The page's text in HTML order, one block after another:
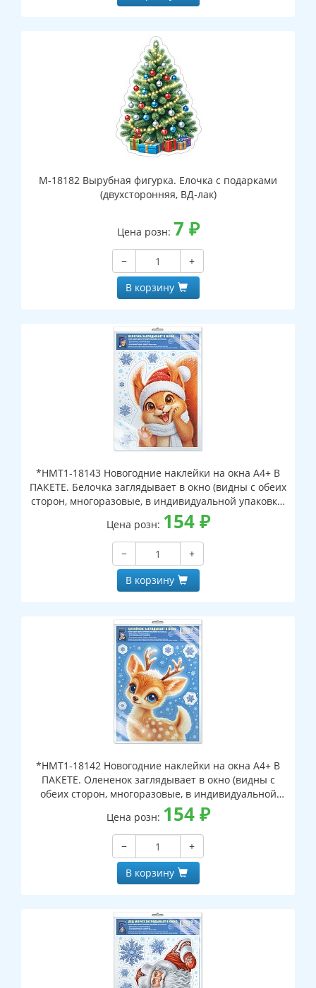
М-18182 Вырубная фигурка. Елочка с подарками
(двухсторонняя, ВД-лак)
Цена розн: 7 ₽
−
+
В корзину
*НМТ1-18143 Новогодние наклейки на окна А4+ В
ПАКЕТЕ. Белочка заглядывает в окно (видны с обеих
сторон, многоразовые, в индивидуальной упаковке,
с европодвесом и клеевым клапаном)
Цена розн: 154₽
−
+
В корзину
*НМТ1-18142 Новогодние наклейки на окна А4+ В
ПАКЕТЕ. Олененок заглядывает в окно (видны с
обеих сторон, многоразовые, в индивидуальной
упаковке, с европодвесом и клеевым клапаном)
Цена розн: 154₽
−
+
В корзину